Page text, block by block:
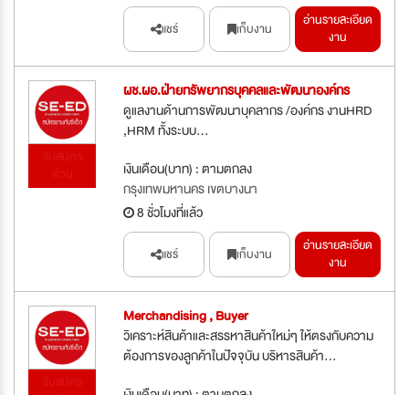
แชร์ เก็บงาน
อ่านรายละเอียด
งาน
ผช.ผอ.ฝ่ายทรัพยากรบุคคลและพัฒนาองค์กร
ดูแลงานด้านการพัฒนาบุคลากร /องค์กร งานHRD
,HRM ทั้งระบบ...
เงินเดือน(บาท) : ตามตกลง
กรุงเทพมหานคร เขตบางนา
8 ชั่วโมงที่แล้ว
แชร์ เก็บงาน
อ่านรายละเอียด
งาน
Merchandising , Buyer
วิเคราะห์สินค้าและสรรหาสินค้าใหม่ๆ ให้ตรงกับความ
ต้องการของลูกค้าในปัจจุบัน บริหารสินค้า...